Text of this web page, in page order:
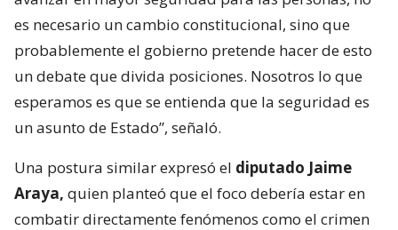
es necesario un cambio constitucional, sino que
probablemente el gobierno pretende hacer de esto
un debate que divida posiciones. Nosotros lo que
esperamos es que se entienda que la seguridad es
un asunto de Estado”, señaló.
Una postura similar expresó el diputado Jaime
Araya, quien planteó que el foco debería estar en
combatir directamente fenómenos como el crimen